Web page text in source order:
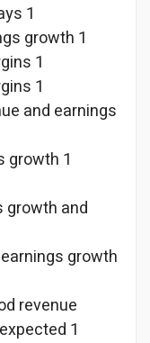
1
growth 1
1
1
and earnings
growth 1
growth and
growth
revenue
1